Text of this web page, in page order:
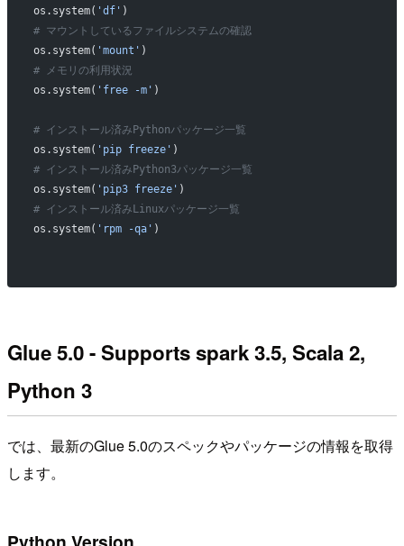
os.system( 'df' )
# マウントしているファイルシステムの確認
os.system( 'mount' )
# メモリの利用状況
os.system( 'free -m' )
# インストール済みPythonパッケージ一覧
os.system( 'pip freeze' )
# インストール済みPython3パッケージ一覧
os.system( 'pip3 freeze' )
# インストール済みLinuxパッケージ一覧
os.system( 'rpm -qa' )
Glue 5.0 - Supports spark 3.5, Scala 2,
Python 3
では、最新のGlue 5.0のスペックやパッケージの情報を取得
します。